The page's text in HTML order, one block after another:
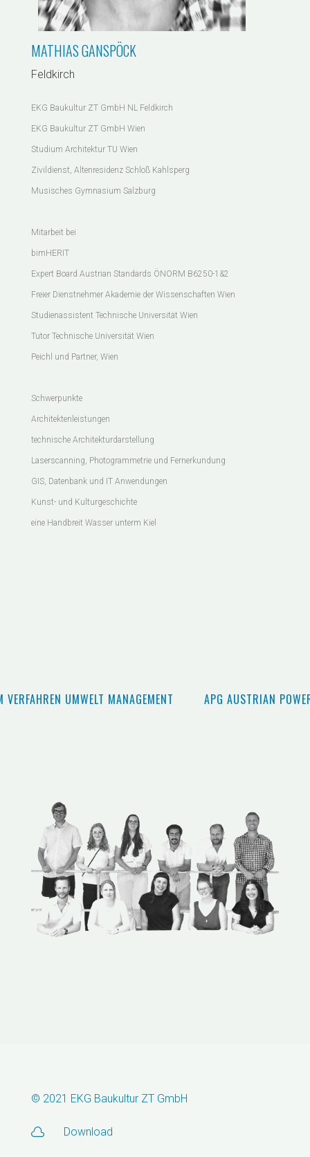
MATHIAS GANSPÖCK
Feldkirch
EKG Baukultur ZT GmbH NL Feldkirch
EKG Baukultur ZT GmbH Wien
Studium Architektur TU Wien
Zivildienst, Altenresidenz Schloß Kahlsperg
Musisches Gymnasium Salzburg
Mitarbeit bei
bimHERIT
Expert Board Austrian Standards ÖNORM B6250-1&2
Freier Dienstnehmer Akademie der Wissenschaften Wien
Studienassistent Technische Universität Wien
Tutor Technische Universität Wien
Peichl und Partner, Wien
Schwerpunkte
Architektenleistungen
technische Architekturdarstellung
Laserscanning, Photogrammetrie und Fernerkundung
GIS, Datenbank und IT Anwendungen
Kunst- und Kulturgeschichte
eine Handbreit Wasser unterm Kiel
UMWELT MANAGEMENT APG AUSTRIAN
© 2021 EKG Baukultur ZT GmbH
 Download